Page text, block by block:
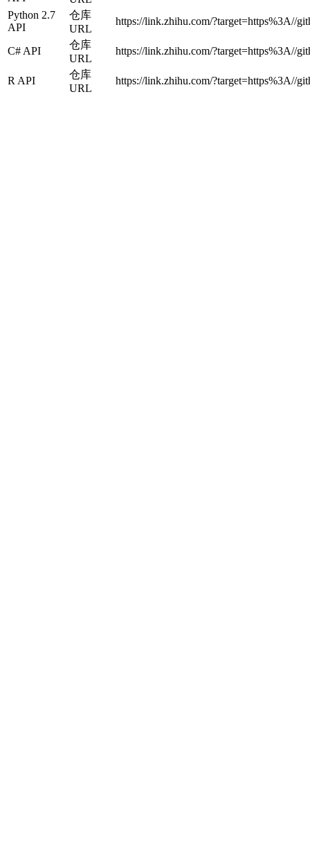
Python 2.7
API
仓库
URL
https://link.zhihu.com/?target=https%3A//
C# API
仓库
URL
https://link.zhihu.com/?target=https%3A//
R API
仓库
URL
https://link.zhihu.com/?target=https%3A//